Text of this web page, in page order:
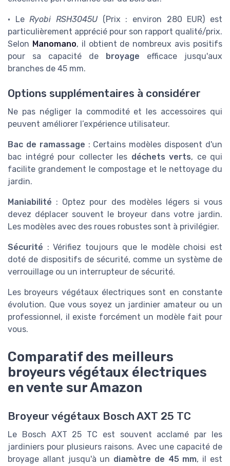
• Le Ryobi RSH3045U(Prix : environ 280 EUR) est
particulièrement apprécié pour son rapport qualité/prix.
Selon Manomano, il obtient de nombreux avis positifs
pour sa capacité de broyage efficace jusqu'aux
branches de 45 mm.
Options supplémentaires à considérer
Ne pas négliger la commodité et les accessoires qui
peuvent améliorer l’expérience utilisateur.
Bac de ramassage : Certains modèles disposent d'un
bac intégré pour collecter les déchets verts, ce qui
facilite grandement le compostage et le nettoyage du
jardin.
Maniabilité : Optez pour des modèles légers si vous
devez déplacer souvent le broyeur dans votre jardin.
Les modèles avec des roues robustes sont à privilégier.
Sécurité : Vérifiez toujours que le modèle choisi est
doté de dispositifs de sécurité, comme un système de
verrouillage ou un interrupteur de sécurité.
Les broyeurs végétaux électriques sont en constante
évolution. Que vous soyez un jardinier amateur ou un
professionnel, il existe forcément un modèle fait pour
vous.
Comparatif des meilleurs
broyeurs végétaux électriques
en vente sur Amazon
Broyeur végétaux Bosch AXT 25 TC
Le Bosch AXT 25 TC est souvent acclamé par les
jardiniers pour plusieurs raisons. Avec une capacité de
broyage allant jusqu'à un diamètre de 45 mm, il est